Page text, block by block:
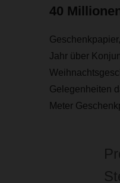
40
Jahr über
Gelegenheiten
Meter